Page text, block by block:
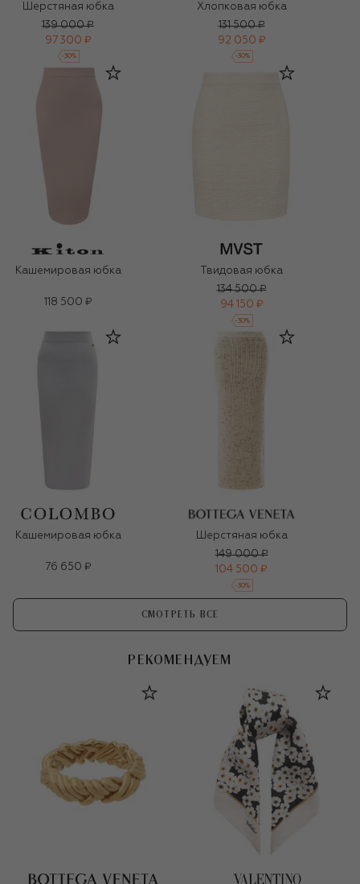
Шерстяная юбка
139 000 ₽
97 300 ₽
-30%
Хлопковая юбка
131 500 ₽
92 050 ₽
-30%
Кашемировая юбка
118 500 ₽
Твидовая юбка
134 500 ₽
94 150 ₽
-30%
Кашемировая юбка
76 650 ₽
Шерстяная юбка
149 000 ₽
104 500 ₽
-30%
СМОТРЕТЬ ВСЕ
РЕКОМЕНДУЕМ